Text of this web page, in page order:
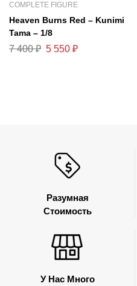
COMPLETE FIGURE
Heaven Burns Red – Kunimi
Tama – 1/8
7 400₽ 5 550 ₽
У Нас Много
Разумная
Стоимость